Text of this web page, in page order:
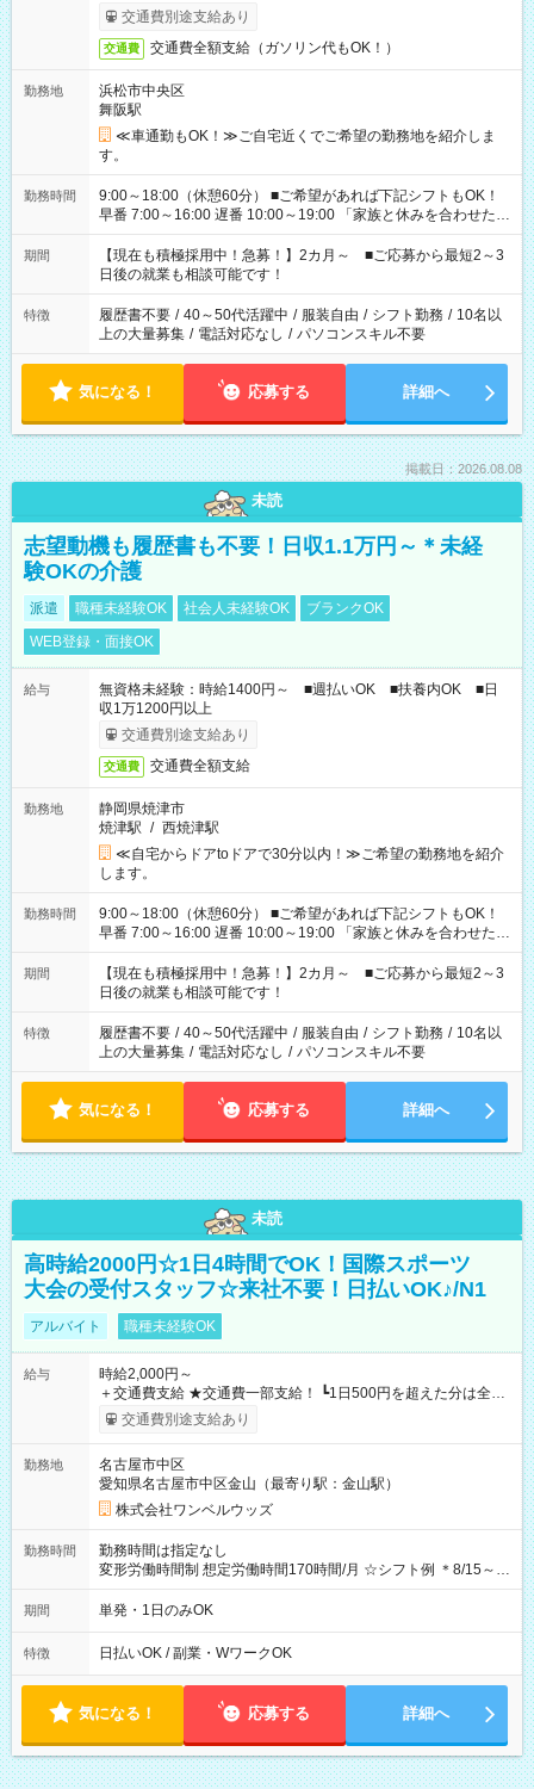
交通費別途支給あり
交通費 交通費全額支給（ガソリン代もOK！）
勤務地
浜松市中央区
舞阪駅
≪車通勤もOK！≫ご自宅近くでご希望の勤務地を紹介しま
す。
勤務時間
9:00～18:00（休憩60分） ■ご希望があれば下記シフトもOK！
早番 7:00～16:00 遅番 10:00～19:00 「家族と休みを合わせた
い」 「余裕を持って夕飯の準備がしたい」 「できれば残業はし
たくない」 など、ご希望を教えてくださいね。 ※Wワーク希望
の方へ 今ご覧のお仕事で希望する勤務時間と、もう1つのお仕事
の勤務時間。 合計で週40時間を超える場合は応募できません。
期間
【現在も積極採用中！急募！】2カ月～ ■ご応募から最短2～3
日後の就業も相談可能です！
特徴 履歴書不要 / 40～50代活躍中 / 服装自由 / シフト勤務 / 10名以
上の大量募集 / 電話対応なし / パソコンスキル不要
気になる！ 応募する 詳細へ
掲載日：2026.08.08
未読
志望動機も履歴書も不要！日収1.1万円～＊未経
験OKの介護
派遣 職種未経験OK 社会人未経験OK
ブランクOK
WEB登録・面接OK
給与
無資格未経験：時給1400円～ ■週払いOK ■扶養内OK ■日
収1万1200円以上
交通費別途支給あり
交通費 交通費全額支給
勤務地
静岡県焼津市
焼津駅 / 西焼津駅
≪自宅からドアtoドアで30分以内！≫ご希望の勤務地を紹介
します。
勤務時間
9:00～18:00（休憩60分） ■ご希望があれば下記シフトもOK！
早番 7:00～16:00 遅番 10:00～19:00 「家族と休みを合わせた
い」 「余裕を持って夕飯の準備がしたい」 「できれば残業はし
たくない」 など、ご希望を教えてくださいね。 ※Wワーク希望
の方へ 今ご覧のお仕事で希望する勤務時間と、もう1つのお仕事
の勤務時間。 合計で週40時間を超える場合は応募できません。
期間
【現在も積極採用中！急募！】2カ月～ ■ご応募から最短2～3
日後の就業も相談可能です！
特徴 履歴書不要 / 40～50代活躍中 / 服装自由 / シフト勤務 / 10名以
上の大量募集 / 電話対応なし / パソコンスキル不要
気になる！ 応募する 詳細へ
未読
高時給2000円☆1日4時間でOK！国際スポーツ
大会の受付スタッフ☆来社不要！日払いOK♪/N1
アルバイト 職種未経験OK
給与
時給2,000円～
＋交通費支給 ★交通費一部支給！ ┗1日500円を超えた分は全額
支給！ ※往復500円以内の方は自己負担となります ★日払い
OK！（規定あり） ┗働いたその日に現金GET♪ お仕事後はコン
期間なし
交通費別途支給あり
勤務地
名古屋市中区
愛知県名古屋市中区金山（最寄り駅：金山駅）
株式会社ワンベルウッズ
勤務時間
勤務時間は指定なし
変形労働時間制 想定労働時間170時間/月 ☆シフト例 ＊8/15～
10/26 全日共通 08：00～12：00 17：00～21：00 ＊8/31
～9/19のみ下記シフトもあります！ 12：00～16：00 ＊9/6～
00
期間 単発・1日のみOK
特徴 日払いOK / 副業・WワークOK
気になる！ 応募する 詳細へ